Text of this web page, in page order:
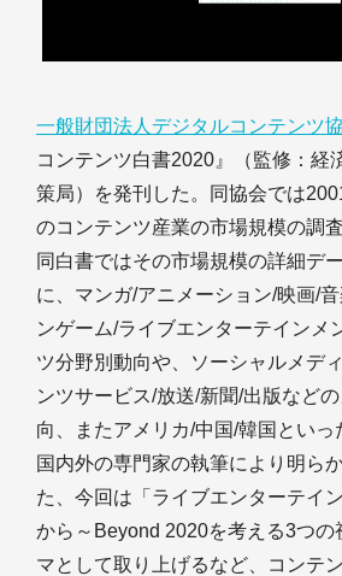
一般財団法人デジタルコンテンツ
コンテンツ白書2020』（監修：経
策局）を発刊した。同協会では
のコンテンツ産業の市場規模の調
同白書ではその市場規模の詳細デ
に、マンガ/アニメーション/映画/
ンゲーム/ライブエンターテインメ
ツ分野別動向や、ソーシャルメデ
ンツサービス/放送/新聞/出版など
向、またアメリカ/中国/韓国といっ
国内外の専門家の執筆により明ら
た、今回は「ライブエンターテイ
から～Beyond 2020を考える3つの
マとして取り上げるなど、コンテ